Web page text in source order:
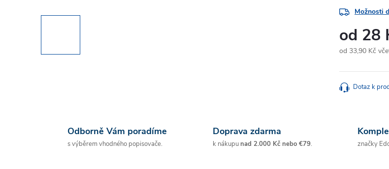
Možnosti
od 28
od 33,90 Kč
cena:
Dotaz k
Odborně Vám poradíme
s výběrem vhodného popisovače.
Doprava zdarma
k nákupunad 2.000 Kč nebo €79. značky